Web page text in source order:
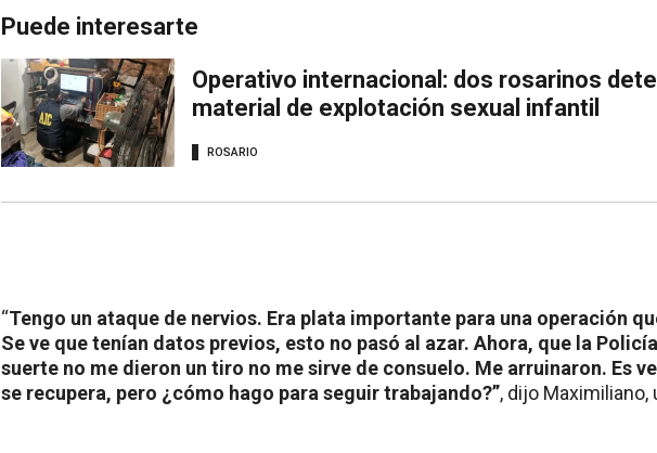
Puede interesarte
Operativo internacional: dos rosarinos
material de explotación sexual infantil
ROSARIO
“Tengo un ataque de nervios. Era plata importante para una operación
Se ve que tenían datos previos, esto no pasó al azar. Ahora, que la
suerte no me dieron un tiro no me sirve de consuelo. Me arruinaron. Es
se recupera, pero ¿cómo hago para seguir trabajando?”, dijo